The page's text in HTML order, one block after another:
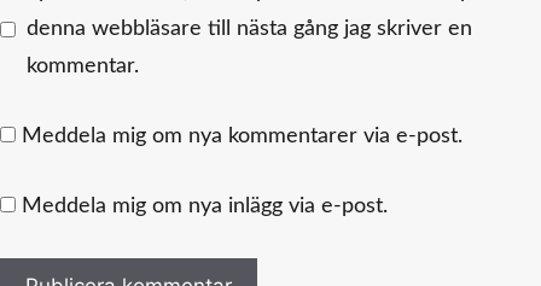
denna webbläsare till nästa gång jag skriver en
kommentar.
Meddela mig om nya kommentarer via e-post.
Meddela mig om nya inlägg via e-post.